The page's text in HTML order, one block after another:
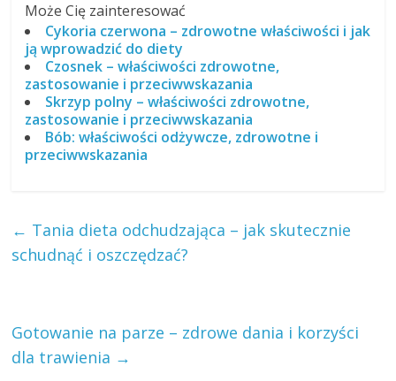
Może Cię zainteresować
Cykoria czerwona – zdrowotne właściwości i jak
ją wprowadzić do diety
Czosnek – właściwości zdrowotne,
zastosowanie i przeciwwskazania
Skrzyp polny – właściwości zdrowotne,
zastosowanie i przeciwwskazania
Bób: właściwości odżywcze, zdrowotne i
przeciwwskazania
← Tania dieta odchudzająca – jak skutecznie
schudnąć i oszczędzać?
Gotowanie na parze – zdrowe dania i korzyści
dla trawienia →